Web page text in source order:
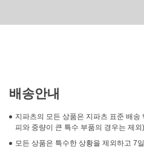
배송안내
지파츠의 모든 상품은 지파츠 표준 배
피와 중량이 큰 특수 부품의 경우는 제외)
모든 상품은 특수한 상황을 제외하고 7